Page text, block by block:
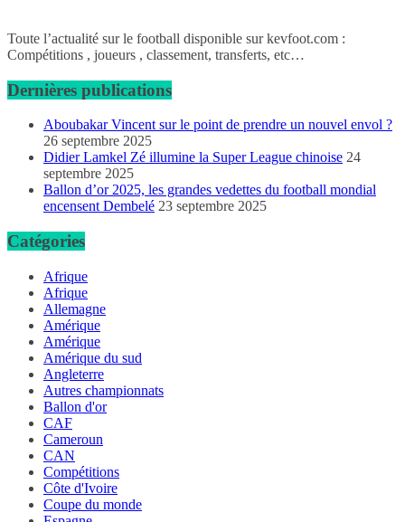
Toute l’actualité sur le football disponible sur kevfoot.com :
Compétitions , joueurs , classement, transferts, etc…
Dernières publications
Aboubakar Vincent sur le point de prendre un nouvel envol ?
26 septembre 2025
Didier Lamkel Zé illumine la Super League chinoise 24
septembre 2025
Ballon d’or 2025, les grandes vedettes du football mondial
encensent Dembelé 23 septembre 2025
Catégories
Afrique
Afrique
Allemagne
Amérique
Amérique
Amérique du sud
Angleterre
Autres championnats
Ballon d'or
CAF
Cameroun
CAN
Compétitions
Côte d'Ivoire
Coupe du monde